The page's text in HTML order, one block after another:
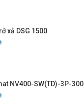
xả DSG 1500
NV400-SW(TD)-3P-300